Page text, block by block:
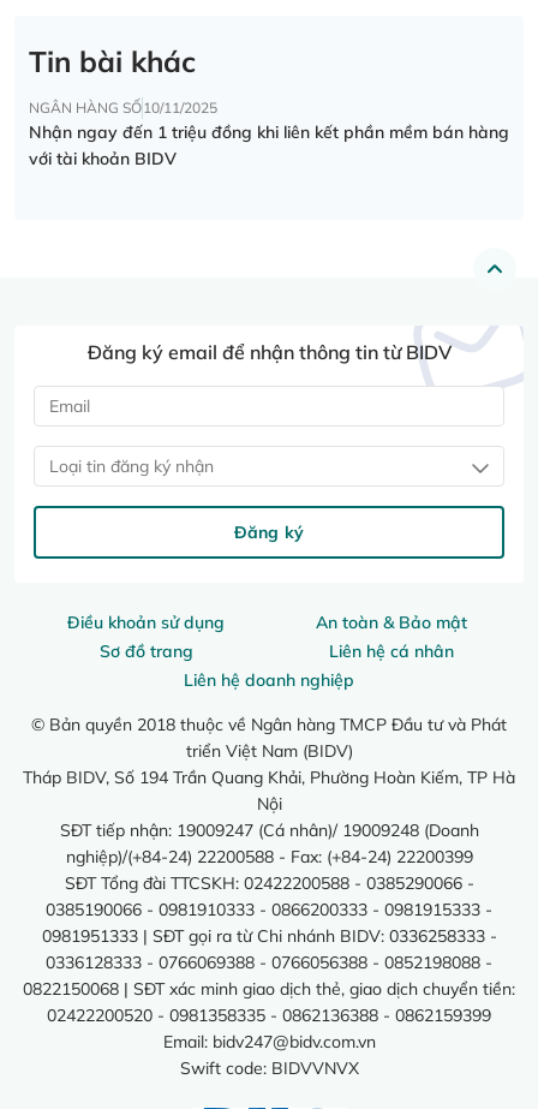
Tin bài khác
NGÂN HÀNG SỐ10/11/2025
Nhận ngay đến 1 triệu đồng khi liên kết phần mềm bán hàng
với tài khoản BIDV
Điều khoản sử dụng
An toàn & Bảo mật
Sơ đồ trang
Liên hệ cá nhân
Liên hệ doanh nghiệp
© Bản quyền 2018 thuộc về Ngân hàng TMCP Đầu tư và Phát
triển Việt Nam (BIDV)
Tháp BIDV, Số 194 Trần Quang Khải, Phường Hoàn Kiếm, TP Hà
Nội
SĐT tiếp nhận: 19009247 (Cá nhân)/ 19009248 (Doanh
nghiệp)/(+84-24) 22200588 - Fax: (+84-24) 22200399
SĐT Tổng đài TTCSKH: 02422200588 - 0385290066 -
0385190066 - 0981910333 - 0866200333 - 0981915333 -
0981951333 | SĐT gọi ra từ Chi nhánh BIDV: 0336258333 -
0336128333 - 0766069388 - 0766056388 - 0852198088 -
0822150068 | SĐT xác minh giao dịch thẻ, giao dịch chuyển tiền:
02422200520 - 0981358335 - 0862136388 - 0862159399
Email: bidv247@bidv.com.vn
Swift code: BIDVVNVX
Đăng ký email để nhận thông tin từ BIDV
Loại tin đăng ký nhận
Đăng ký